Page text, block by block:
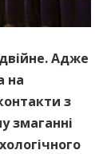
Адже
на
з
змаганні